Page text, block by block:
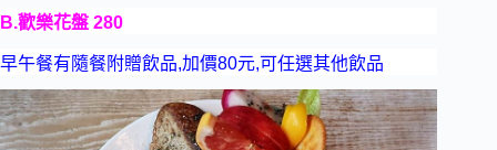
B.歡樂花盤 280
早午餐有隨餐附贈飲品,加價80元,可任選其他飲品